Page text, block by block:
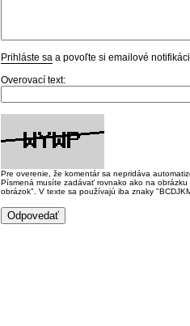
Prihláste sa a povoľte si emailové
Overovací text:
Pre overenie, že komentár sa nepridáva
Písmená musíte zadávať rovnako ako na
obrázok". V texte sa používajú iba znaky